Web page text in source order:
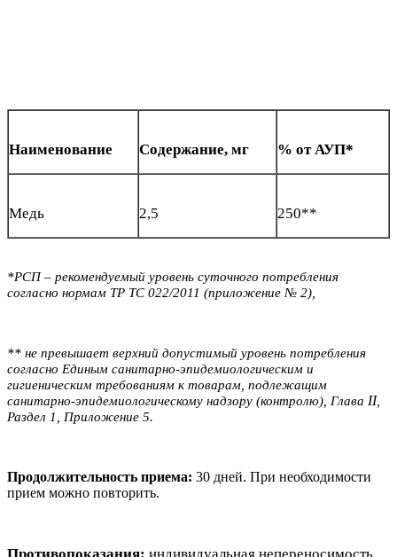
Наименование Содержание, мг % от АУП*
Медь 2,5 250**
*РСП – рекомендуемый уровень суточного потребления
согласно нормам ТР ТС 022/2011 (приложение № 2),
** не превышает верхний допустимый уровень потребления
согласно Единым санитарно-эпидемиологическим и
гигиеническим требованиям к товарам, подлежащим
санитарно-эпидемиологическому надзору (контролю), Глава II,
Раздел 1, Приложение 5.
Продолжительность приема: 30 дней. При необходимости
прием можно повторить.